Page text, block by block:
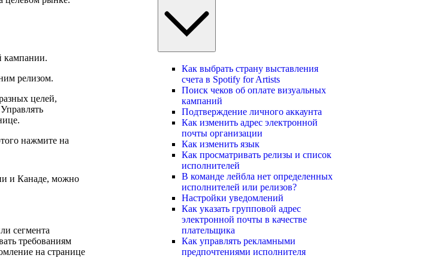
кампании.
релизом.
целей,
нажмите на
и Канаде, можно
сегмента
требованиям
на странице
Как выбрать страну выставления
счета в Spotify for Artists
Поиск чеков об оплате визуальных
кампаний
Подтверждение личного аккаунта
Как изменить адрес электронной
почты организации
Как изменить язык
Как просматривать релизы и список
исполнителей
В команде лейбла нет определенных
исполнителей или релизов?
Настройки уведомлений
Как указать групповой адрес
электронной почты в качестве
плательщика
Как управлять рекламными
предпочтениями исполнителя